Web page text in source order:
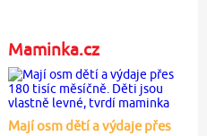
Maminka.cz
Mají osm dětí a výdaje přes